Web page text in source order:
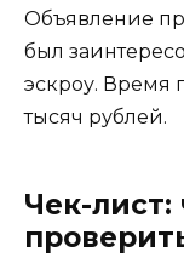
Объявление
был
эскроу. Время
тысяч рублей.
Чек-лист: